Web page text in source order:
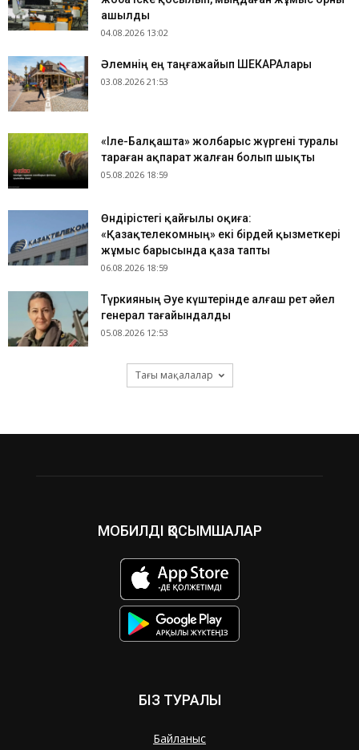
ашылды
04.08.2026 13:02
​Әлемнің ең таңғажайып ШЕКАРАлары
03.08.2026 21:53
«Іле-Балқашта» жолбарыс жүргені туралы
тараған ақпарат жалған болып шықты
05.08.2026 18:59
Өндірістегі қайғылы оқиға:
«Қазақтелекомның» екі бірдей қызметкері
жұмыс барысында қаза тапты
06.08.2026 18:59
Түркияның Әуе күштерінде алғаш рет әйел
генерал тағайындалды
05.08.2026 12:53
Тағы мақалалар
МОБИЛДІ ҚОСЫМШАЛАР
БІЗ ТУРАЛЫ
Байланыс